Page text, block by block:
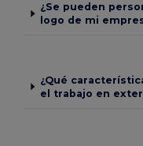
¿Se pueden
logo de mi
¿Qué
el trabajo en